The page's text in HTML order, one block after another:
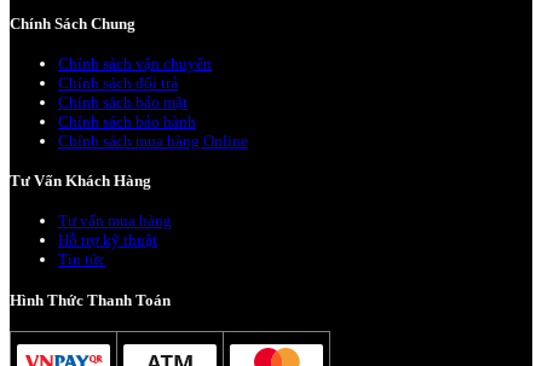
Chính Sách Chung
Chính sách vận chuyển
Chính sách đổi trả
Chính sách bảo mật
Chính sách bảo hành
Chính sách mua hàng Online
Tư Vấn Khách Hàng
Tư vấn mua hàng
Hỗ trợ kỹ thuật
Tin tức
Hình Thức Thanh Toán